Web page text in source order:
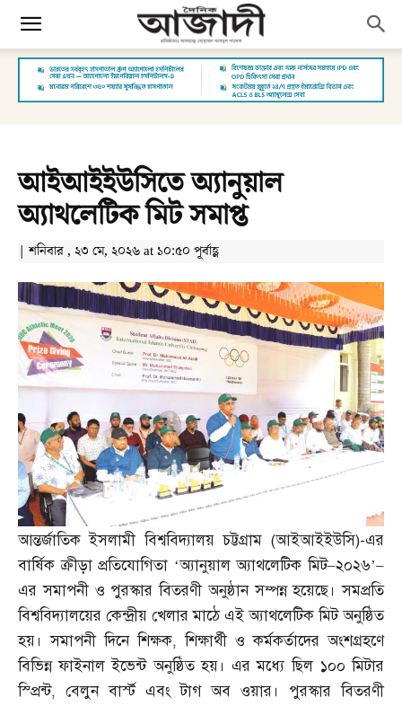
আইআইইউসিতে অ্যানুয়াল
অ্যাথলেটিক মিট সমাপ্ত
| শনিবার , ২৩ মে, ২০২৬ at ১০:৫০ পূর্বাহ্ণ
আন্তর্জাতিক ইসলামী বিশ্ববিদ্যালয় চট্টগ্রাম (আইআইইউসি)-এর
বার্ষিক ক্রীড়া প্রতিযোগিতা ‘অ্যানুয়াল অ্যাথলেটিক মিট–২০২৬’–
এর সমাপনী ও পুরস্কার বিতরণী অনুষ্ঠান সম্পন্ন হয়েছে। সমপ্রতি
বিশ্ববিদ্যালয়ের কেন্দ্রীয় খেলার মাঠে এই অ্যাথলেটিক মিট অনুষ্ঠিত
হয়। সমাপনী দিনে শিক্ষক,শিক্ষার্থী ও কর্মকর্তাদের অংশগ্রহণে
বিভিন্ন ফাইনাল ইভেন্ট অনুষ্ঠিত হয়। এর মধ্যে ছিল ১০০ মিটার
স্প্রিন্ট, বেলুন বার্স্ট এবং টাগ অব ওয়ার। পুরস্কার বিতরণী